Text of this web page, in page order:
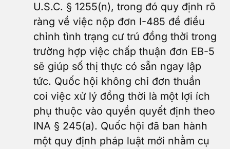
U.S.C. § 1255(n), trong đó quy định rõ
ràng về việc nộp đơn I-485 để điều
chỉnh tình trạng cư trú đồng thời trong
trường hợp việc chấp thuận đơn EB-5
sẽ giúp số thị thực có sẵn ngay lập
tức. Quốc hội không chỉ đơn thuần
coi việc xử lý đồng thời là một lợi ích
phụ thuộc vào quyền quyết định theo
INA § 245(a). Quốc hội đã ban hành
một quy định pháp luật mới nhằm cụ